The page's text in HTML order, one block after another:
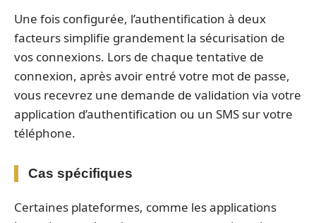
Une fois configurée, l’authentification à deux
facteurs simplifie grandement la sécurisation de
vos connexions. Lors de chaque tentative de
connexion, après avoir entré votre mot de passe,
vous recevrez une demande de validation via votre
application d’authentification ou un SMS sur votre
téléphone.
Cas spécifiques
Certaines plateformes, comme les applications